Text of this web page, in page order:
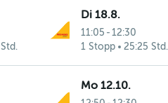
Di 18.8.
11:05 - 12:30
1 Stopp
25:25 Std.
Mo 12.10.